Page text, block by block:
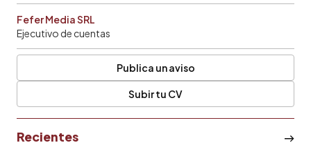
Fefer Media SRL
Ejecutivo de cuentas
Publica un aviso
Subir tu CV
Recientes